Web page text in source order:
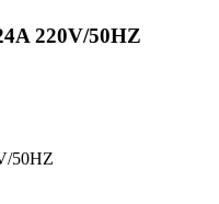
220V/50HZ
50HZ